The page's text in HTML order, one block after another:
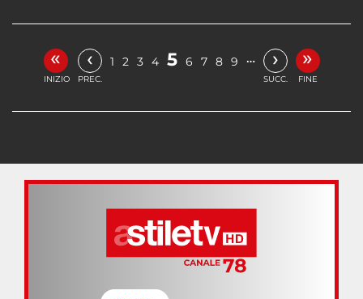
«
INIZIO
‹
PREC.
1 2 3 4 5 6 7 8 9 … ›
SUCC.
»
FINE